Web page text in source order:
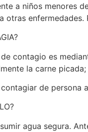
a niños menores
otras enfermedades.
contagio es
la carne
de persona
agua segura.